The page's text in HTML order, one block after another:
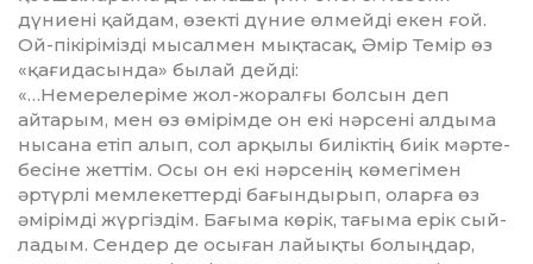
дүниені қайдам, өзекті дүние өл­мейді екен ғой.
Ой-пікірімізді мы­салмен мықтасақ, Әмір Темір өз
«қа­ғидасында» былай дейді:
«…Немерелеріме жол-жоралғы бол­сын деп
айтарым, мен өз өмірімде он екі нәрсені алдыма
нысана етіп алып, сол арқылы биліктің биік мәр­те­
бесіне жеттім. Осы он екі нәрсенің көм­егімен
әртүрлі мемлекеттерді ба­ғындырып, оларға өз
әмірімді жүр­гіздім. Бағыма көрік, тағыма ерік сый­
ладым. Сендер де осыған лайық­ты болыңдар,